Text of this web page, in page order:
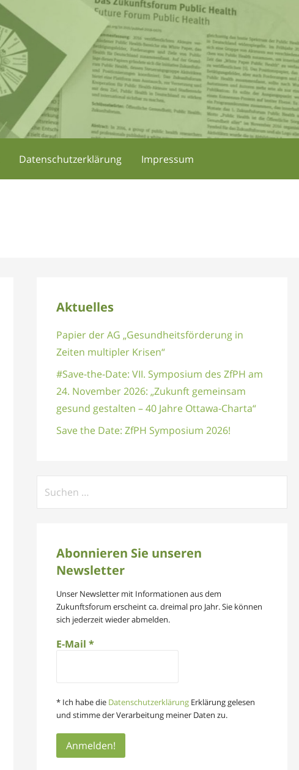
Datenschutzerklärung Impressum
Aktuelles
Papier der AG „Gesundheitsförderung in
Zeiten multipler Krisen“
#Save-the-Date: VII. Symposium des ZfPH am
24. November 2026: „Zukunft gemeinsam
gesund gestalten – 40 Jahre Ottawa-Charta“
Save the Date: ZfPH Symposium 2026!
Abonnieren Sie unseren
Newsletter
Unser Newsletter mit Informationen aus dem
Zukunftsforum erscheint ca. dreimal pro Jahr. Sie können
sich jederzeit wieder abmelden.
E-Mail *
* Ich habe die DatenschutzerklärungErklärung gelesen
und stimme der Verarbeitung meiner Daten zu.